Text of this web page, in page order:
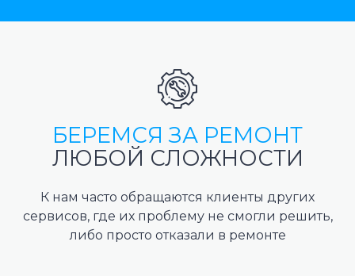
БЕРЕМСЯ ЗА РЕМОНТ
ЛЮБОЙ СЛОЖНОСТИ
К нам часто обращаются клиенты других
сервисов, где их проблему не смогли решить,
либо просто отказали в ремонте